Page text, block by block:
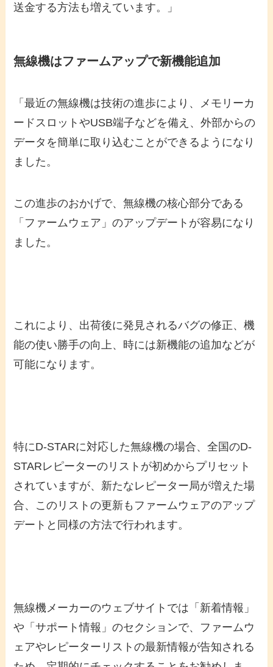
送金する方法も増えています。」
無線機はファームアップで新機能追加
「最近の無線機は技術の進歩により、メモリーカ
ードスロットやUSB端子などを備え、外部からの
データを簡単に取り込むことができるようになり
ました。
この進歩のおかげで、無線機の核心部分である
「ファームウェア」のアップデートが容易になり
ました。
これにより、出荷後に発見されるバグの修正、機
能の使い勝手の向上、時には新機能の追加などが
可能になります。
特にD-STARに対応した無線機の場合、全国のD-
STARレピーターのリストが初めからプリセット
されていますが、新たなレピーター局が増えた場
合、このリストの更新もファームウェアのアップ
デートと同様の方法で行われます。
無線機メーカーのウェブサイトでは「新着情報」
や「サポート情報」のセクションで、ファームウ
ェアやレピーターリストの最新情報が告知される